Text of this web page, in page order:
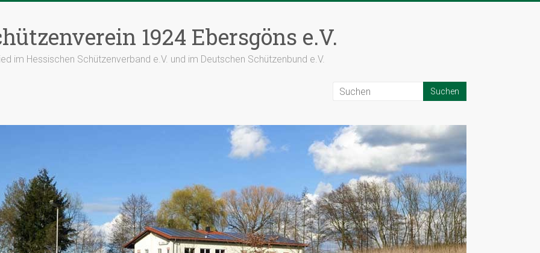
1924 Ebersgöns e.V.
im Hessischen Schützenverband e.V. und im Deutschen Schützenbund e.V.